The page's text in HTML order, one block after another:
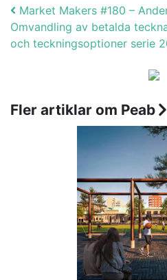
Post
Market Makers #180 –
Omvandling av betalda
och teckningsoptioner serie
Fler artiklar om Peab